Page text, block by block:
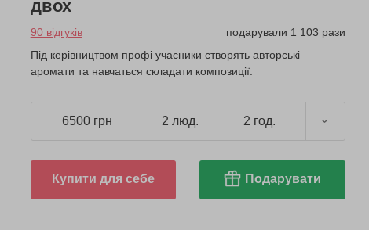
двох
90 відгуків
подарували 1 103 рази
Під керівництвом профі учасники створять авторські
аромати та навчаться складати композиції.
6500 грн 2 люд. 2 год.
Купити для себе Подарувати